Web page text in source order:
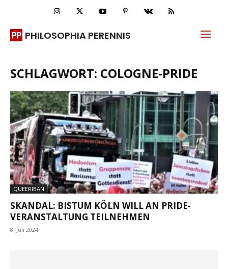
PHILOSOPHIA PERENNIS
SCHLAGWORT: COLOGNE-PRIDE
QUEERIBAN
SKANDAL: BISTUM KÖLN WILL AN PRIDE-
VERANSTALTUNG TEILNEHMEN
8. Juli 2024